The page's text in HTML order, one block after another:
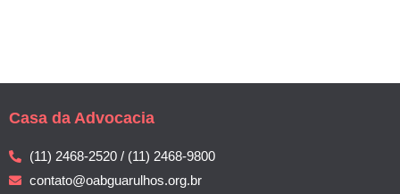
Casa da Advocacia
(11) 2468-2520 / (11) 2468-9800
contato@oabguarulhos.org.br